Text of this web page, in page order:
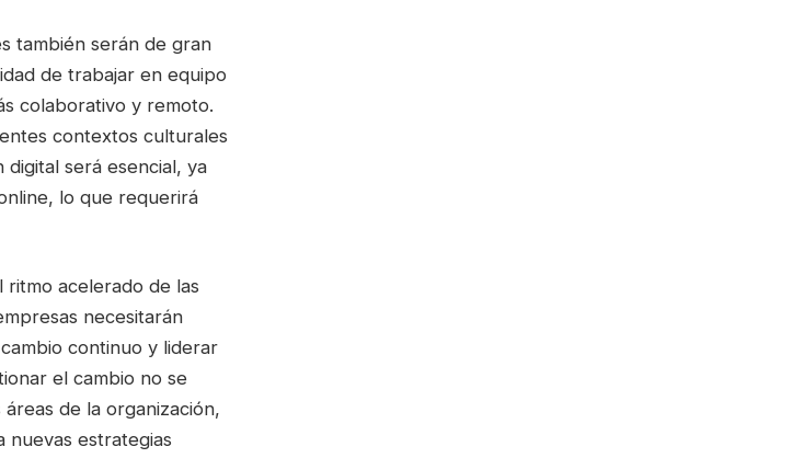
también serán de gran
de trabajar en equipo
colaborativo y remoto.
contextos culturales
será esencial, ya
lo que requerirá
ritmo acelerado de las
necesitarán
continuo y liderar
el cambio no se
de la organización,
nuevas estrategias